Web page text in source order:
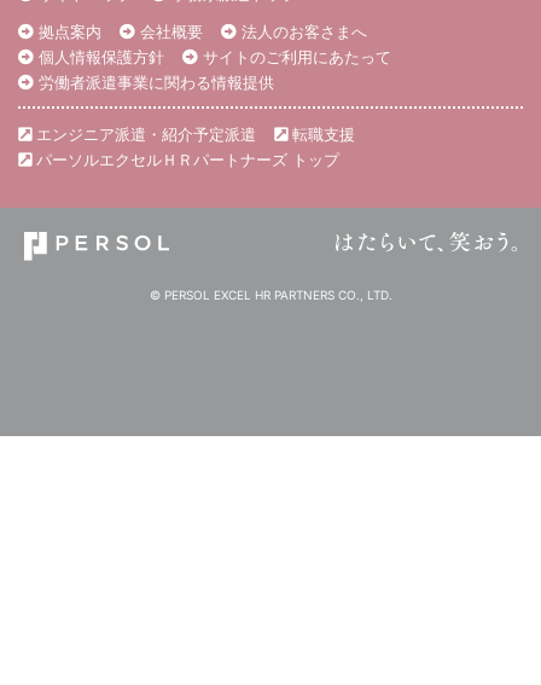
拠点案内
会社概要
法人のお客さまへ
個人情報保護方針
サイトのご利用にあたって
労働者派遣事業に関わる情報提供
エンジニア派遣・紹介予定派遣
転職支援
パーソルエクセルＨＲパートナーズ トップ
© PERSOL EXCEL HR PARTNERS CO., LTD.